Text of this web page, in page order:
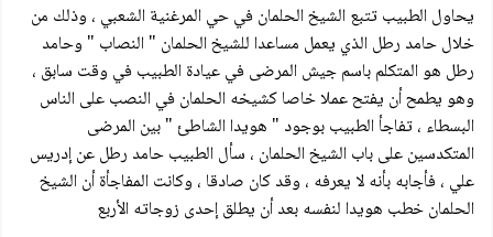
يحاول الطبيب تتبع الشيخ الحلمان في حي المرغنية الشعبي ، وذلك من
خلال حامد رطل الذي يعمل مساعدا للشيخ الحلمان " النصاب " وحامد
رطل هو المتكلم باسم جيش المرضى في عيادة الطبيب في وقت سابق ،
وهو يطمح أن يفتح عملا خاصا كشيخه الحلمان في النصب على الناس
البسطاء ، تفاجأ الطبيب بوجود " هويدا الشاطئ " بين المرضى
المتكدسين على باب الشيخ الحلمان ، سأل الطبيب حامد رطل عن إدريس
علي ، فأجابه بأنه لا يعرفه ، وقد كان صادقا ، وكانت المفاجأة أن الشيخ
الحلمان خطب هويدا لنفسه بعد أن يطلق إحدى زوجاته الأربع